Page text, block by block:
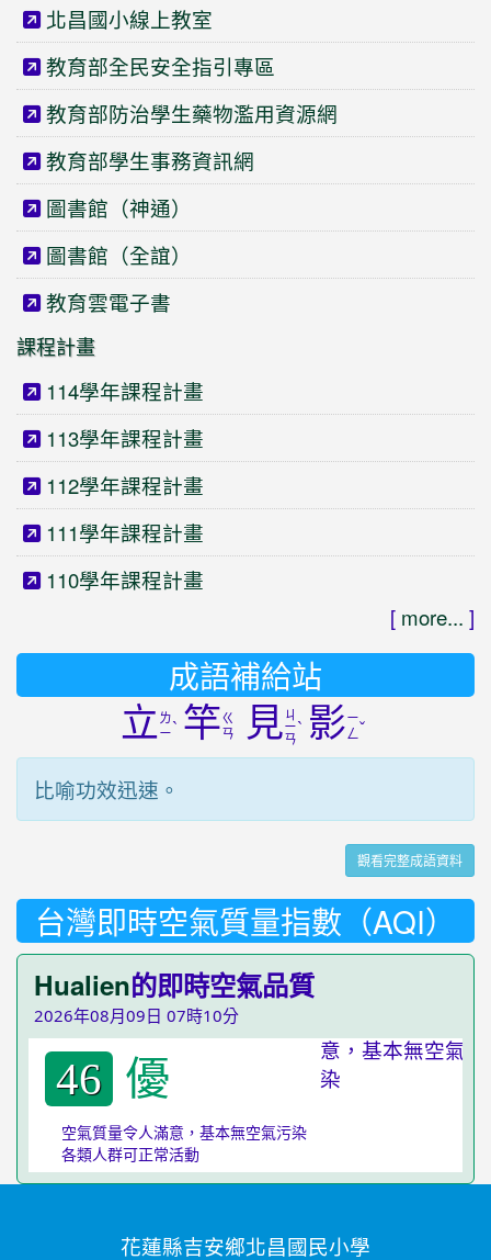
北昌國小線上教室
教育部全民安全指引專區
教育部防治學生藥物濫用資源網
教育部學生事務資訊網
圖書館（神通）
圖書館（全誼）
教育雲電子書
課程計畫
114學年課程計畫
113學年課程計畫
112學年課程計畫
111學年課程計畫
110學年課程計畫
[ more... ]
成語補給站
立ㄌ
ㄧˋ 竿ㄍ
ㄢ
見 ㄐ
ㄧ
ㄢ
ˋ 影ㄧ
ㄥˇ
比喻功效迅速。
觀看完整成語資料
台灣即時空氣質量指數（AQI）
Hualien的即時空氣品質
2026年08月09日 07時10分
46 優
空氣質量令人滿意，基本無空氣污染
各類人群可正常活動
花蓮縣吉安鄉北昌國民小學